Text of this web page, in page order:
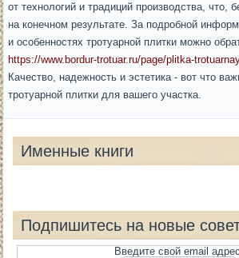
от технологий и традиций производства, что,
на конечном результате. За подробной
и особенностях тротуарной плитки можно
https://www.bordur-trotuar.ru/page/plitka-
Качество, надежность и эстетика - вот что
тротуарной плитки для вашего участка.
Именные книги
Подпишитесь на новые
Введите свой email